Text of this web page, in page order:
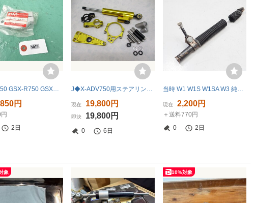
GSXR750 GSX-R750 GSXR1100 GSX-R1100 ホンダ純正 ステアリングダンパーブラケット 未開封 当時物新品 1018
円
2日
J◆X-ADV750用ステアリングダンパー806 ’17-.NSS750.’21-.ブラケット付.金.ゴールド.取り付けキット.送料無料(一部地域除外)
現在 19,800円
即決 19,800円
0 6日
当時 W1 W1S W1SA W3 純正 ステアリングダンパー ステダン W1F 絶版旧車
現在 2,200円
＋送料770円
0
2日
象 10%対象